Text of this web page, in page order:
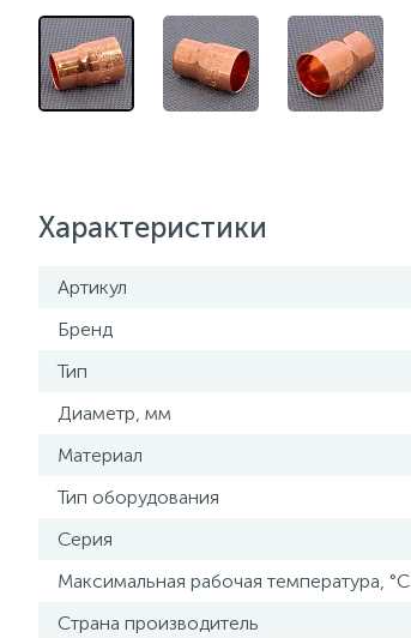
Характеристики
Артикул
Бренд
Тип
Диаметр, мм
Материал
Тип оборудования
Серия
Максимальная рабочая температура, °С
Страна производитель